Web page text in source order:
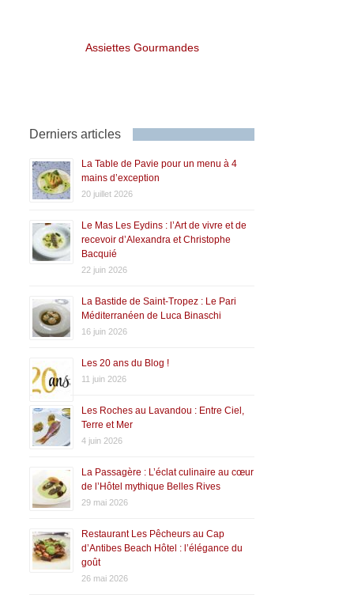
Assiettes Gourmandes
Derniers articles
La Table de Pavie pour un menu à 4
mains d’exception
20 juillet 2026
Le Mas Les Eydins : l’Art de vivre et de
recevoir d’Alexandra et Christophe
Bacquié
22 juin 2026
La Bastide de Saint-Tropez : Le Pari
Méditerranéen de Luca Binaschi
16 juin 2026
Les 20 ans du Blog !
11 juin 2026
Les Roches au Lavandou : Entre Ciel,
Terre et Mer
4 juin 2026
La Passagère : L’éclat culinaire au cœur
de l’Hôtel mythique Belles Rives
29 mai 2026
Restaurant Les Pêcheurs au Cap
d’Antibes Beach Hôtel : l’élégance du
goût
26 mai 2026